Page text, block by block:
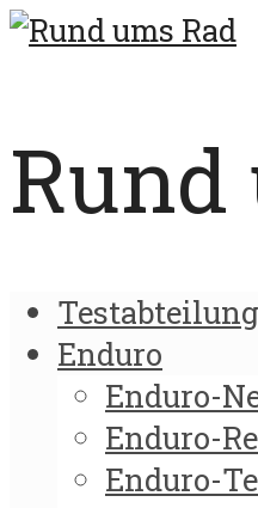
Rund
Testabteilung
Enduro
Enduro-
Enduro-
Enduro-